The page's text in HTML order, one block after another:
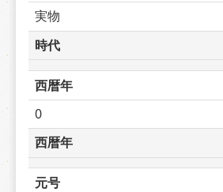
実物
時代
西暦年
0
西暦年
元号